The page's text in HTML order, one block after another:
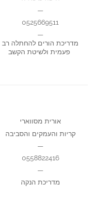
—
0525669511
—
מדריכת הורים להחתלה רב
אורית מסווארי
קריות והעמקים והסביבה
—
0558822416
—
מדריכת הנקה